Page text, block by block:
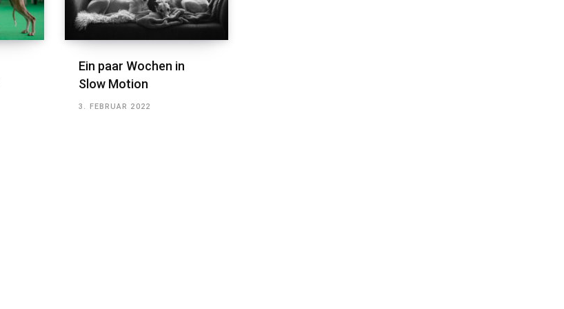
Ein paar Wochen in
Slow Motion
3. FEBRUAR 2022